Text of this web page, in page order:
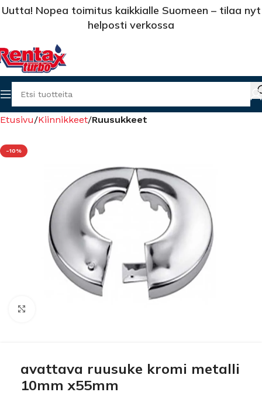
Uutta! Nopea toimitus kaikkialle Suomeen – tilaa nyt
helposti verkossa
Etusivu Kiinnikkeet Ruusukkeet
-10%
avattava ruusuke kromi metalli
10mm x55mm